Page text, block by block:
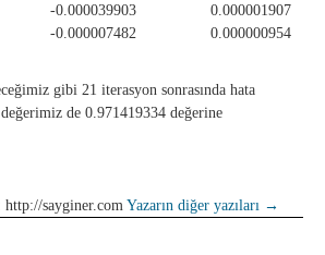
-0.000039903 0.000001907
-0.000007482 0.000000954
gibi 21 iterasyon sonrasında hata
değerimiz de 0.971419334 değerine
http://sayginer.com Yazarın diğer yazıları →